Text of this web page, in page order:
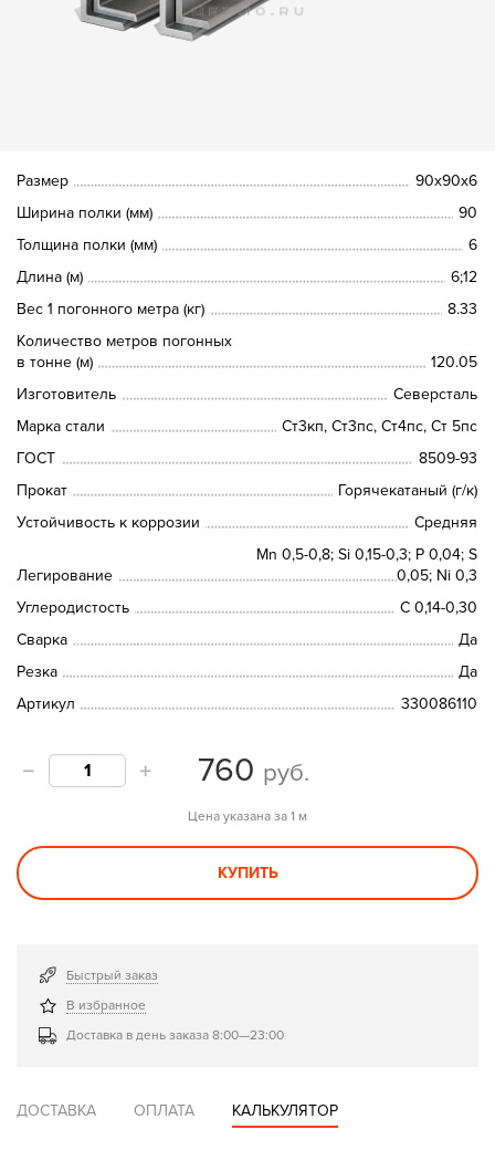
Размер
90х90х6
Ширина полки (мм)
90
Толщина полки (мм)
6
Длина (м)
6;12
Вес 1 погонного метра (кг)
8.33
Количество метров погонных
в тонне (м)
120.05
Изготовитель
Северсталь
Марка стали
Ст3кп, Ст3пс, Ст4пс, Ст 5пс
ГОСТ
8509-93
Прокат
Горячекатаный (г/к)
Устойчивость к коррозии
Средняя
Легирование
Mn 0,5-0,8; Si 0,15-0,3; P 0,04; S
0,05; Ni 0,3
Углеродистость
C 0,14-0,30
Сварка
Да
Резка
Да
Артикул
330086110
760 руб.
Цена указана за 1 м
КУПИТЬ
Быстрый заказ
В избранное
Доставка в день заказа 8:00—23:00
ДОСТАВКА ОПЛАТА КАЛЬКУЛЯТОР